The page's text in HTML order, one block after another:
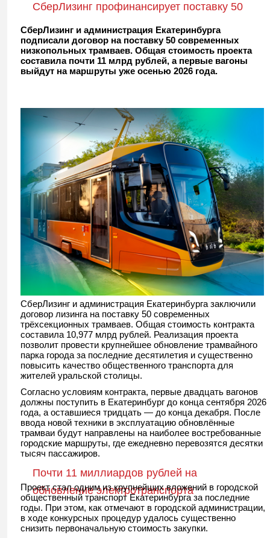
СберЛизинг профинансирует поставку 50
новых трамваев для Екатеринбурга
СберЛизинг и администрация Екатеринбурга
подписали договор на поставку 50 современных
низкопольных трамваев. Общая стоимость проекта
составила почти 11 млрд рублей, а первые вагоны
выйдут на маршруты уже осенью 2026 года.
СберЛизинг и администрация Екатеринбурга заключили
договор лизинга на поставку 50 современных
трёхсекционных трамваев. Общая стоимость контракта
составила 10,977 млрд рублей. Реализация проекта
позволит провести крупнейшее обновление трамвайного
парка города за последние десятилетия и существенно
повысить качество общественного транспорта для
жителей уральской столицы.
Согласно условиям контракта, первые двадцать вагонов
должны поступить в Екатеринбург до конца сентября 2026
года, а оставшиеся тридцать — до конца декабря. После
ввода новой техники в эксплуатацию обновлённые
трамваи будут направлены на наиболее востребованные
городские маршруты, где ежедневно перевозятся десятки
тысяч пассажиров.
Почти 11 миллиардов рублей на
обновление электротранспорта
Проект стал одним из крупнейших вложений в городской
общественный транспорт Екатеринбурга за последние
годы. При этом, как отмечают в городской администрации,
в ходе конкурсных процедур удалось существенно
снизить первоначальную стоимость закупки.